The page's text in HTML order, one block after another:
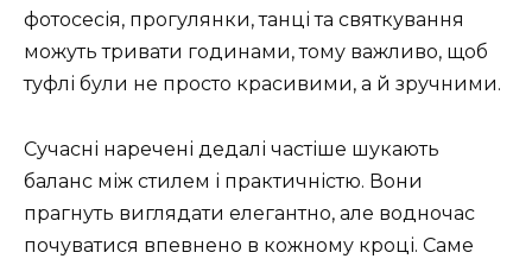
фотосесія, прогулянки, танці та святкування
можуть тривати годинами, тому важливо, щоб
туфлі були не просто красивими, а й зручними.
Сучасні наречені дедалі частіше шукають
баланс між стилем і практичністю. Вони
прагнуть виглядати елегантно, але водночас
почуватися впевнено в кожному кроці. Саме